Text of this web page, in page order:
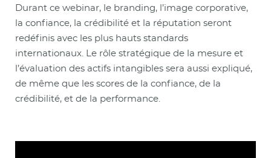
Durant ce webinar, le branding, l’image corporative,
la confiance, la crédibilité et la réputation seront
redéfinis avec les plus hauts standards
internationaux. Le rôle stratégique de la mesure et
l’évaluation des actifs intangibles sera aussi expliqué,
de même que les scores de la confiance, de la
crédibilité, et de la performance.